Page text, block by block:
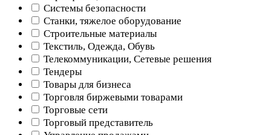
Системы безопасности
Станки, тяжелое оборудование
Строительные материалы
Текстиль, Одежда, Обувь
Телекоммуникации, Сетевые решения
Тендеры
Товары для бизнеса
Торговля биржевыми товарами
Торговые сети
Торговый представитель